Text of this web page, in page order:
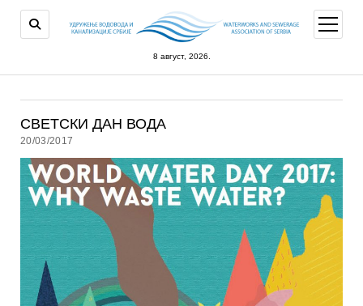
8 август, 2026.
open
menu
СВЕТСКИ ДАН ВОДА
20/03/2017